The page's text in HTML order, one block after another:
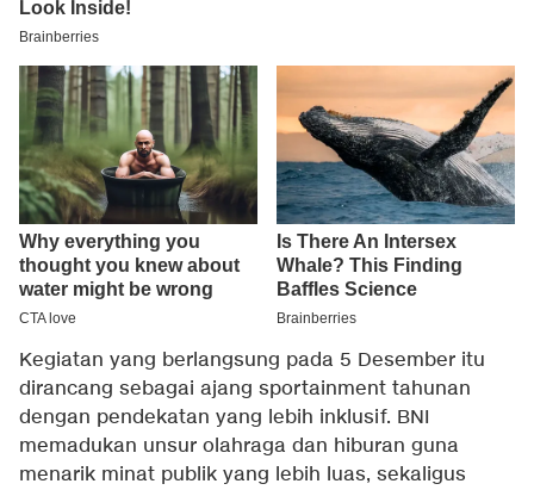
Kegiatan yang berlangsung pada 5 Desember itu
dirancang sebagai ajang sportainment tahunan
dengan pendekatan yang lebih inklusif. BNI
memadukan unsur olahraga dan hiburan guna
menarik minat publik yang lebih luas, sekaligus